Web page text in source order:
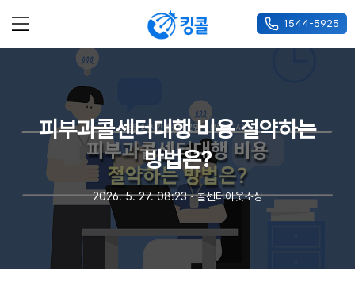
1544-5925
메뉴
피부과콜센터대행 비용 절약하는
방법은?
2026. 5. 27. 08:23ㆍ콜센터아웃소싱